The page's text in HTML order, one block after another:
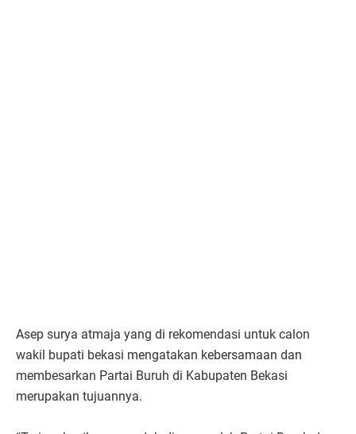
Asep surya atmaja yang di rekomendasi untuk calon
wakil bupati bekasi mengatakan kebersamaan dan
membesarkan Partai Buruh di Kabupaten Bekasi
merupakan tujuannya.